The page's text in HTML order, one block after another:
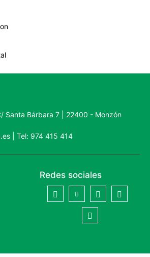
Santa Bárbara 7 | 22400 - Monzón
| Tel: 974 415 414
Redes sociales